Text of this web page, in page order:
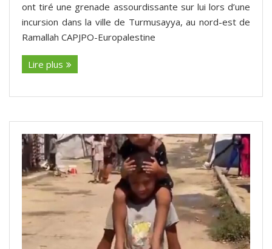
ont tiré une grenade assourdissante sur lui lors d’une
incursion dans la ville de Turmusayya, au nord-est de
Ramallah CAPJPO-Europalestine
Lire plus